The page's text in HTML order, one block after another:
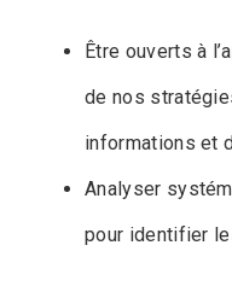
Être ouverts à
de nos
informations et
Analyser
pour identifier